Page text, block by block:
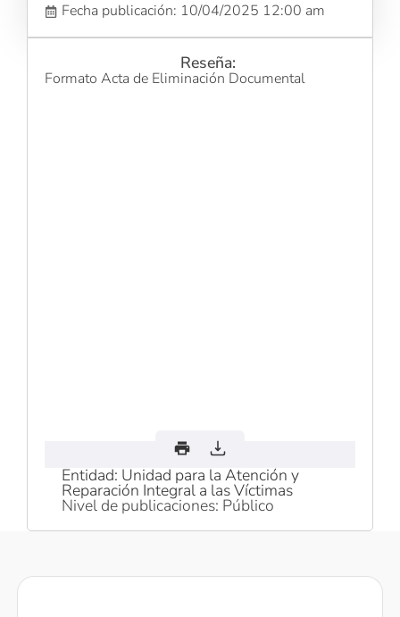
Fecha publicación: 10/04/2025 12:00 am
Reseña:
Formato Acta de Eliminación Documental
Entidad: Unidad para la Atención y
Reparación Integral a las Víctimas
Nivel de publicaciones: Público